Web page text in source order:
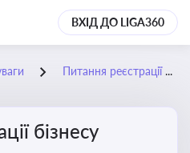
ВХІД ДО LIGA360
Питання реєстрації бізнесу
бізнесу